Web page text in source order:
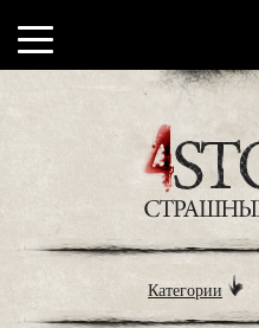
Категории